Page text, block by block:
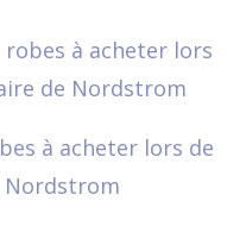
à acheter lors de
Nordstrom